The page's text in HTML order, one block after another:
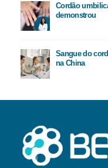
Cordão
demonstrou
Sangue do
na China